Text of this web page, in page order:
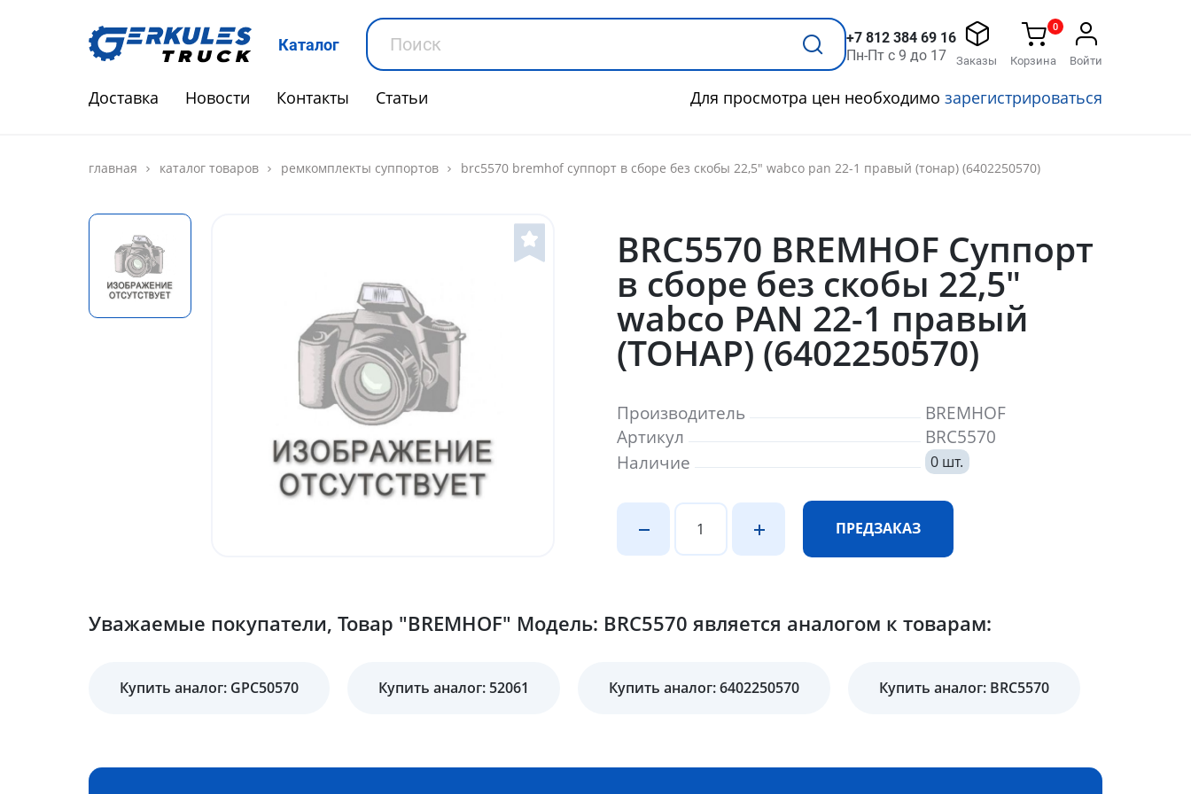
Каталог
+7 812 384 69 16
Пн-Пт с 9 до 17
Заказы
0
Корзина Войти
Доставка Новости Контакты Статьи Для просмотра цен необходимо зарегистрироваться
главная каталог товаров ремкомплекты суппортов brc5570 bremhof суппорт в сборе без скобы 22,5" wabco pan 22-1 правый (тонар) (6402250570)
BRC5570 BREMHOF Суппорт
в сборе без скобы 22,5"
wabco PAN 22-1 правый
(ТОНАР) (6402250570)
Производитель
BREMHOF
Артикул
BRC5570
Наличие
0 шт.
ПРЕДЗАКАЗ
Уважаемые покупатели, Товар "BREMHOF" Модель: BRC5570 является аналогом к товарам:
Купить аналог: GPC50570 Купить аналог: 52061 Купить аналог: 6402250570 Купить аналог: BRC5570